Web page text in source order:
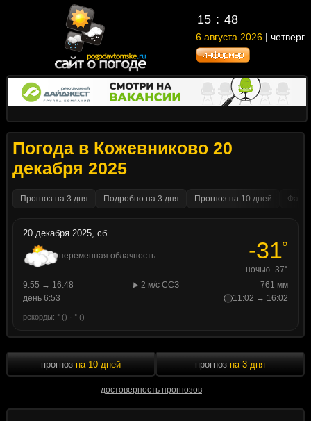
15 48
6 августа 2026 | четверг
Погода в Кожевниково 20
декабря 2025
Прогноз на 3 дня Подробно на 3 дня Прогноз на 10 дней
20 декабря 2025, сб
переменная облачность -31°
ночью -37°
9:55 → 16:48
2 м/с ССЗ
761 мм
день 6:53
11:02 → 16:02
рекорды: ° () · ° ()
прогноз на 10 дней
достоверность прогнозов
прогноз на 3 дня